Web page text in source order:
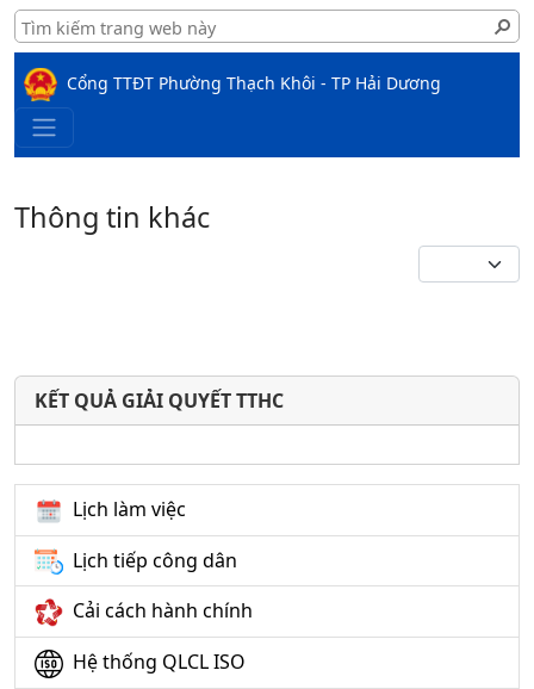
Cổng TTĐT Phường Thạch Khôi - TP Hải Dương
Thông tin khác
KẾT QUẢ GIẢI QUYẾT TTHC
Lịch làm việc
Lịch tiếp công dân
Cải cách hành chính
Hệ thống QLCL ISO